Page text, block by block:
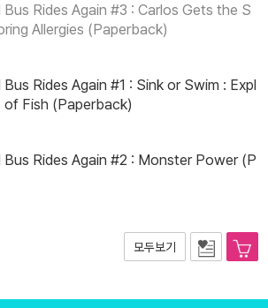
Rides Again #3 : Carlos Gets the S
Allergies (Paperback)
Rides Again #1 : Sink or Swim : Expl
Fish (Paperback)
Rides Again #2 : Monster Power (P
모두보기